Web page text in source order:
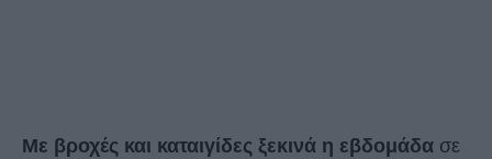
Με βροχές και καταιγίδες ξεκινά η εβδομάδα σε